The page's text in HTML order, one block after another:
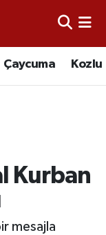
Çaycuma Kozlu
Kurban
mesajla